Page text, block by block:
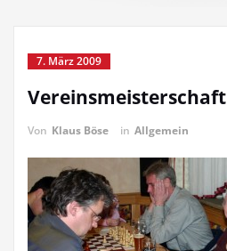
7. März 2009
Vereinsmeisterschaft
Von Klaus Böse in Allgemein